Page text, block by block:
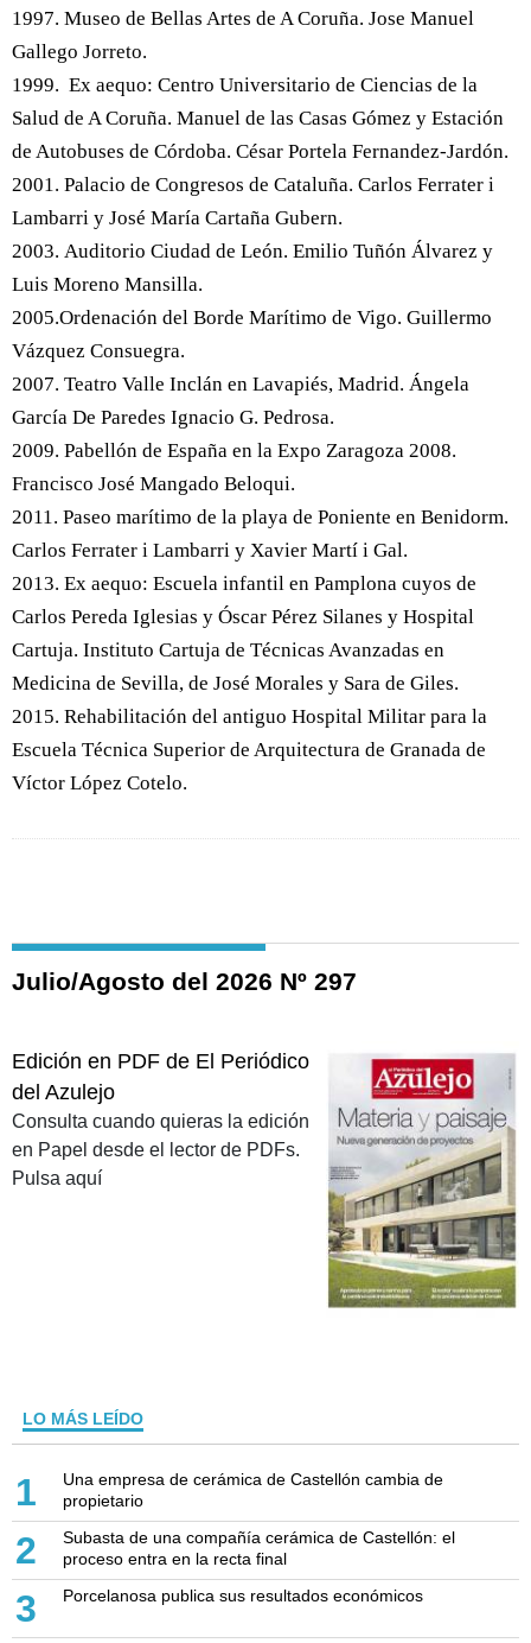
1997. Museo de Bellas Artes de A Coruña. Jose Manuel
Gallego Jorreto.
1999. Ex aequo: Centro Universitario de Ciencias de la
Salud de A Coruña. Manuel de las Casas Gómez y Estación
de Autobuses de Córdoba. César Portela Fernandez-Jardón.
2001. Palacio de Congresos de Cataluña. Carlos Ferrater i
Lambarri y José María Cartaña Gubern.
2003. Auditorio Ciudad de León. Emilio Tuñón Álvarez y
Luis Moreno Mansilla.
2005.Ordenación del Borde Marítimo de Vigo. Guillermo
Vázquez Consuegra.
2007. Teatro Valle Inclán en Lavapiés, Madrid. Ángela
García De Paredes Ignacio G. Pedrosa.
2009. Pabellón de España en la Expo Zaragoza 2008.
Francisco José Mangado Beloqui.
2011. Paseo marítimo de la playa de Poniente en Benidorm.
Carlos Ferrater i Lambarri y Xavier Martí i Gal.
2013. Ex aequo: Escuela infantil en Pamplona cuyos de
Carlos Pereda Iglesias y Óscar Pérez Silanes y Hospital
Cartuja. Instituto Cartuja de Técnicas Avanzadas en
Medicina de Sevilla, de José Morales y Sara de Giles.
2015. Rehabilitación del antiguo Hospital Militar para la
Escuela Técnica Superior de Arquitectura de Granada de
Víctor López Cotelo.
Julio/Agosto del 2026 Nº 297
Edición en PDF de El Periódico
del Azulejo
Consulta cuando quieras la edición
en Papel desde el lector de PDFs.
Pulsa aquí
LO MÁS LEÍDO
1
Una empresa de cerámica de Castellón cambia de
propietario
2
Subasta de una compañía cerámica de Castellón: el
proceso entra en la recta final
3 Porcelanosa publica sus resultados económicos